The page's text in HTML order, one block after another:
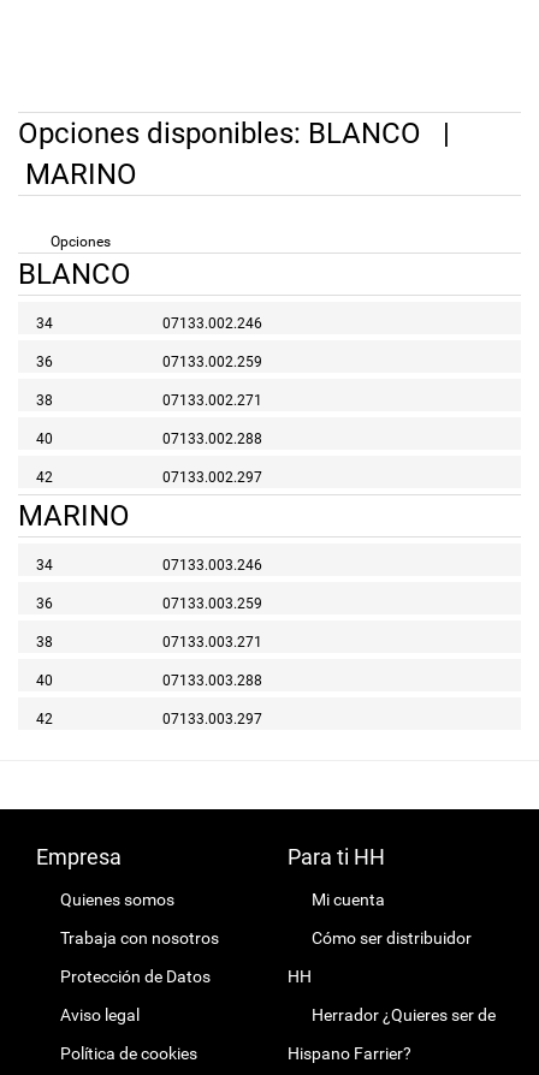
Opciones disponibles: BLANCO |
MARINO
Opciones
BLANCO
34 07133.002.246
36 07133.002.259
38 07133.002.271
40 07133.002.288
42 07133.002.297
MARINO
34 07133.003.246
36 07133.003.259
38 07133.003.271
40 07133.003.288
42 07133.003.297
Empresa
Quienes somos
Trabaja con nosotros
Protección de Datos
Aviso legal
Política de cookies
Para ti HH
Mi cuenta
Cómo ser distribuidor
HH
Herrador ¿Quieres ser de
Hispano Farrier?